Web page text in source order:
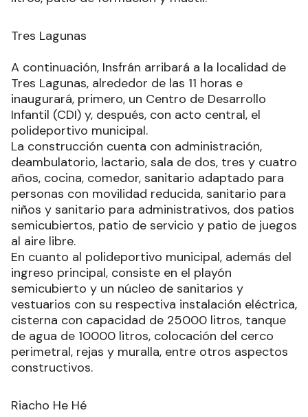
Tres Lagunas
A continuación, Insfrán arribará a la localidad de
Tres Lagunas, alrededor de las 11 horas e
inaugurará, primero, un Centro de Desarrollo
Infantil (CDI) y, después, con acto central, el
polideportivo municipal.
La construcción cuenta con administración,
deambulatorio, lactario, sala de dos, tres y cuatro
años, cocina, comedor, sanitario adaptado para
personas con movilidad reducida, sanitario para
niños y sanitario para administrativos, dos patios
semicubiertos, patio de servicio y patio de juegos
al aire libre.
En cuanto al polideportivo municipal, además del
ingreso principal, consiste en el playón
semicubierto y un núcleo de sanitarios y
vestuarios con su respectiva instalación eléctrica,
cisterna con capacidad de 25000 litros, tanque
de agua de 10000 litros, colocación del cerco
perimetral, rejas y muralla, entre otros aspectos
constructivos.
Riacho He Hé